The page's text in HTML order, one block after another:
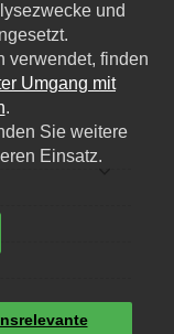
und
verwendet, finden
Umgang mit
.
Sie weitere
Einsatz.